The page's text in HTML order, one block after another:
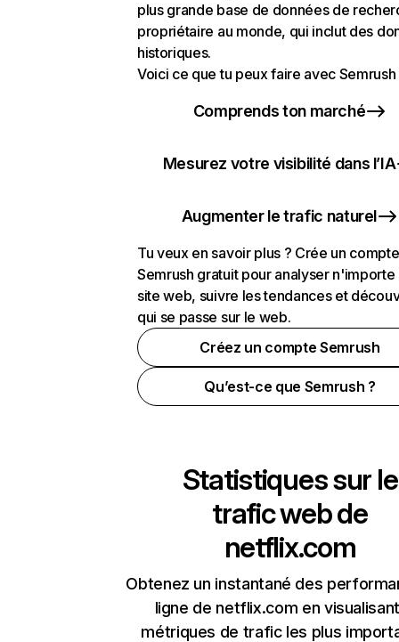
plus grande base de données de
propriétaire au monde, qui inclut des
historiques.
Voici ce que tu peux faire avec Semrush
Comprends ton marché
Mesurez votre visibilité dans l’IA
Augmenter le trafic naturel
Tu veux en savoir plus ? Crée un compte
Semrush gratuit pour analyser n'importe
site web, suivre les tendances et
qui se passe sur le web.
Créez un compte Semrush
Qu’est-ce que Semrush ?
Statistiques sur le
trafic web de
netflix.com
Obtenez un instantané des
ligne de netflix.com en
métriques de trafic les plus